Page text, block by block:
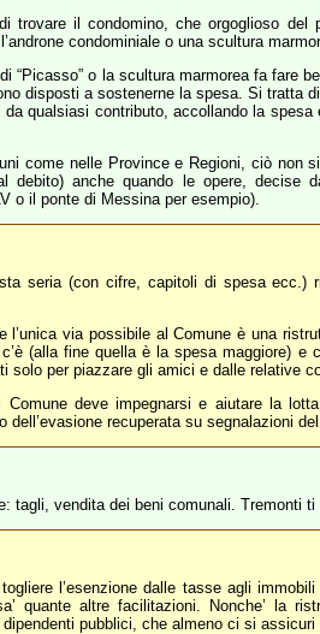
trovare il condomino, che orgoglioso del
condominiale o una scultura
“Picasso” o la scultura marmorea fa fare
disposti a sostenerne la spesa. Si tratta
da qualsiasi contributo, accollando la
come nelle Province e Regioni, ciò non
debito) anche quando le opere, decise
o il ponte di Messina per esempio).
seria (con cifre, capitoli di spesa ecc.)
l’unica via possibile al Comune è una
(alla fine quella è la spesa maggiore)
solo per piazzare gli amici e dalle relative
Comune deve impegnarsi e aiutare la
dell’evasione recuperata su segnalazioni
tagli, vendita dei beni comunali. Tremonti
l’esenzione dalle tasse agli
quante altre facilitazioni. Nonche’ la
pubblici, che almeno ci si